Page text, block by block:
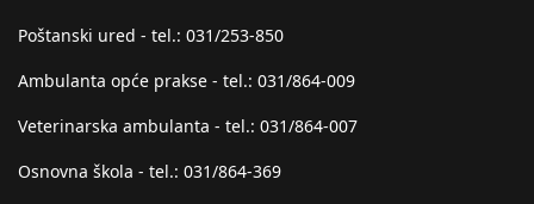
Poštanski ured - tel.: 031/253-850
Ambulanta opće prakse - tel.: 031/864-009
Veterinarska ambulanta - tel.: 031/864-007
Osnovna škola - tel.: 031/864-369